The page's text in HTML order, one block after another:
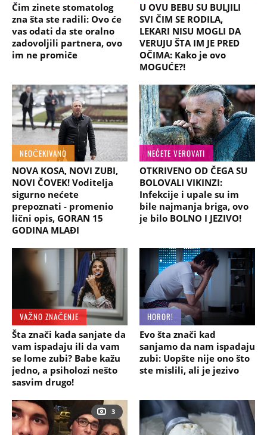
Čim zinete stomatolog
zna šta ste radili: Ovo će
vas odati da ste oralno
zadovoljili partnera, ovo
im ne promiče
U OVU BEBU SU BULJILI
SVI ČIM SE RODILA,
LEKARI NISU MOGLI DA
VERUJU ŠTA IM JE PRED
OČIMA: Kako je ovo
MOGUĆE?!
NEOČEKIVANO
NOVA KOSA, NOVI ZUBI,
NOVI ČOVEK! Voditelja
sigurno nećete
prepoznati - promenio
lični opis, GORAN 15
GODINA MLAĐI
NEĆETE VEROVATI
OTKRIVENO OD ČEGA SU
BOLOVALI VIKINZI:
Infekcije i upale su im
bile najmanja briga, ovo
je bilo BOLNO I JEZIVO!
VAŽNO ZNAČENJE
Šta znači kada sanjate da
vam ispadaju ili da vam
se lome zubi? Babe kažu
jedno, a psiholozi nešto
sasvim drugo!
HOROR!
Evo šta znači kad
sanjamo da nam ispadaju
zubi: Uopšte nije ono što
ste mislili, ali je jezivo
3